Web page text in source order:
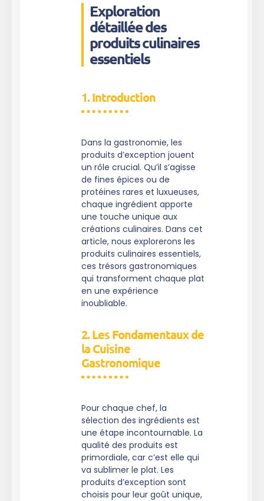
Exploration
détaillée des
produits culinaires
essentiels
1. Introduction
Dans la gastronomie, les
produits d’exception jouent
un rôle crucial. Qu’il s’agisse
de fines épices ou de
protéines rares et luxueuses,
chaque ingrédient apporte
une touche unique aux
créations culinaires. Dans cet
article, nous explorerons les
produits culinaires essentiels,
ces trésors gastronomiques
qui transforment chaque plat
en une expérience
inoubliable.
2. Les Fondamentaux de
la Cuisine
Gastronomique
Pour chaque chef, la
sélection des ingrédients est
une étape incontournable. La
qualité des produits est
primordiale, car c’est elle qui
va sublimer le plat. Les
produits d’exception sont
choisis pour leur goût unique,